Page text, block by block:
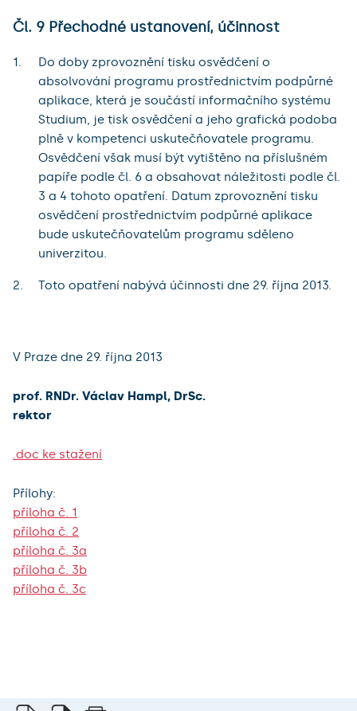
Čl. 9 Přechodné ustanovení, účinnost
Do doby zprovoznění tisku osvědčení o
absolvování programu prostřednictvím podpůrné
aplikace, která je součástí informačního systému
Studium, je tisk osvědčení a jeho grafická podoba
plně v kompetenci uskutečňovatele programu.
Osvědčení však musí být vytištěno na příslušném
papíře podle čl. 6 a obsahovat náležitosti podle čl.
3 a 4 tohoto opatření. Datum zprovoznění tisku
osvědčení prostřednictvím podpůrné aplikace
bude uskutečňovatelům programu sděleno
univerzitou.
Toto opatření nabývá účinnosti dne 29. října 2013.
V Praze dne 29. října 2013
prof. RNDr. Václav Hampl, DrSc.
rektor
.doc ke stažení
Přílohy:
příloha č. 1
příloha č. 2
příloha č. 3a
příloha č. 3b
příloha č. 3c